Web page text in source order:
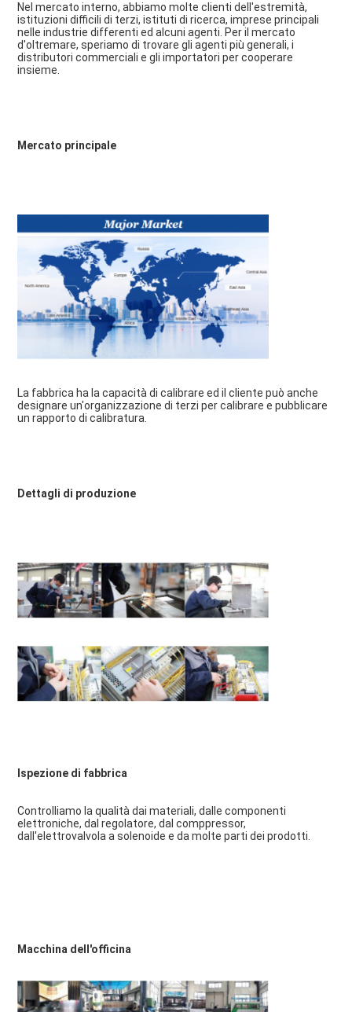
Nel mercato interno, abbiamo molte clienti dell'estremità,
istituzioni difficili di terzi, istituti di ricerca, imprese principali
nelle industrie differenti ed alcuni agenti. Per il mercato
d'oltremare, speriamo di trovare gli agenti più generali, i
distributori commerciali e gli importatori per cooperare
insieme.
Mercato principale
La fabbrica ha la capacità di calibrare ed il cliente può anche
designare un'organizzazione di terzi per calibrare e pubblicare
un rapporto di calibratura.
Dettagli di produzione
Ispezione di fabbrica
Controlliamo la qualità dai materiali, dalle componenti
elettroniche, dal regolatore, dal comppressor,
dall'elettrovalvola a solenoide e da molte parti dei prodotti.
Macchina dell'officina